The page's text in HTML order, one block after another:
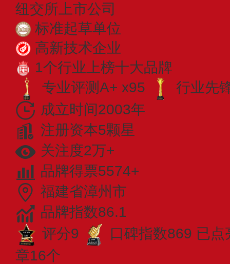
纽交所上市公司
标准起草单位
高新技术企业
1个行业上榜十大品牌
专业评测A+ x95
行业先
成立时间2003年
注册资本5颗星
关注度2万+
品牌得票5574+
福建省漳州市
品牌指数86.1
评分9
口碑指数869 已点
章16个